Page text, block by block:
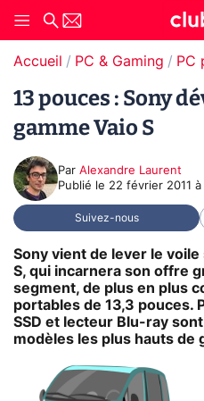
Accueil PC & Gaming PC
13 pouces : Sony
gamme Vaio S
Par Alexandre Laurent
Publié le 22 février 2011 à
Suivez-nous
Sony vient de lever le
S, qui incarnera son offre
segment, de plus en plus
portables de 13,3 pouces.
SSD et lecteur Blu-ray
modèles les plus hauts de